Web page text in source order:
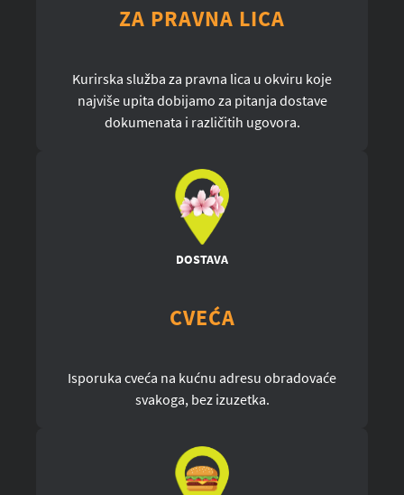
ZA PRAVNA LICA
Kurirska služba za pravna lica u okviru koje
najviše upita dobijamo za pitanja dostave
dokumenata i različitih ugovora.
DOSTAVA
CVEĆA
Isporuka cveća na kućnu adresu obradovaće
svakoga, bez izuzetka.